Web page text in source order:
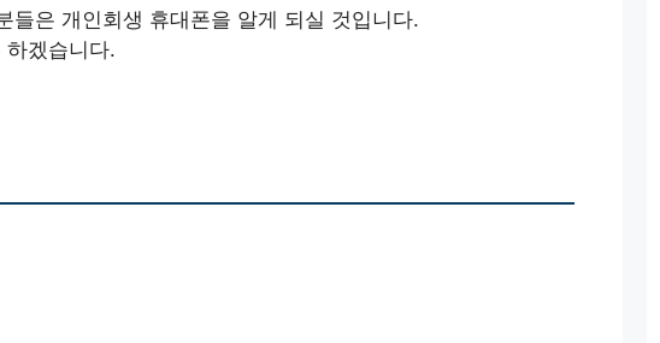
들은 개인회생 휴대폰을 알게 되실 것입니다.
하겠습니다.